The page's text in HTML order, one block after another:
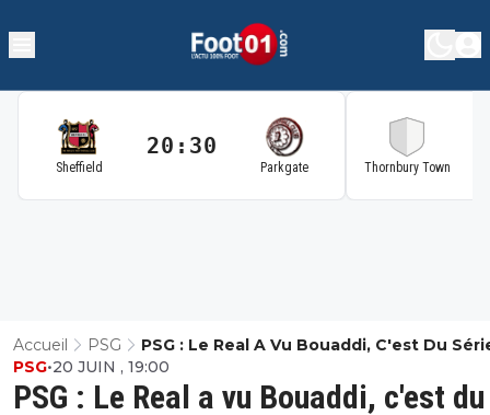
Sheffield
20:30
Parkgate Thornbury Town
Accueil PSG PSG : Le Real A Vu Bouaddi, C'est Du
PSG : Le Real a vu Bouaddi, c'est du
PSG•20 JUIN , 19:00